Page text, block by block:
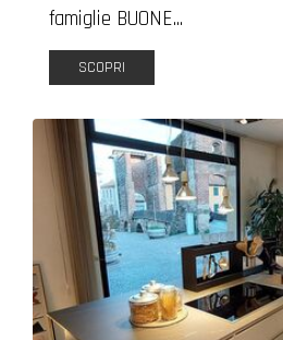
famiglie BUONE...
SCOPRI